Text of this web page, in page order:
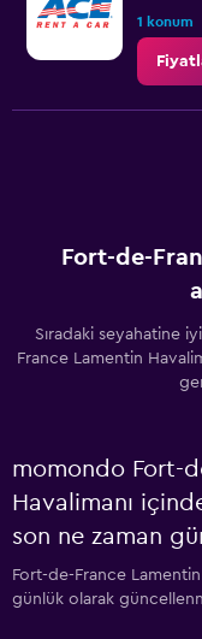
1 konum
Fort-de-
Sıradaki seyahatine
France Lamentin
momondo Fort-
Havalimanı
son ne zaman
Fort-de-France
günlük olarak